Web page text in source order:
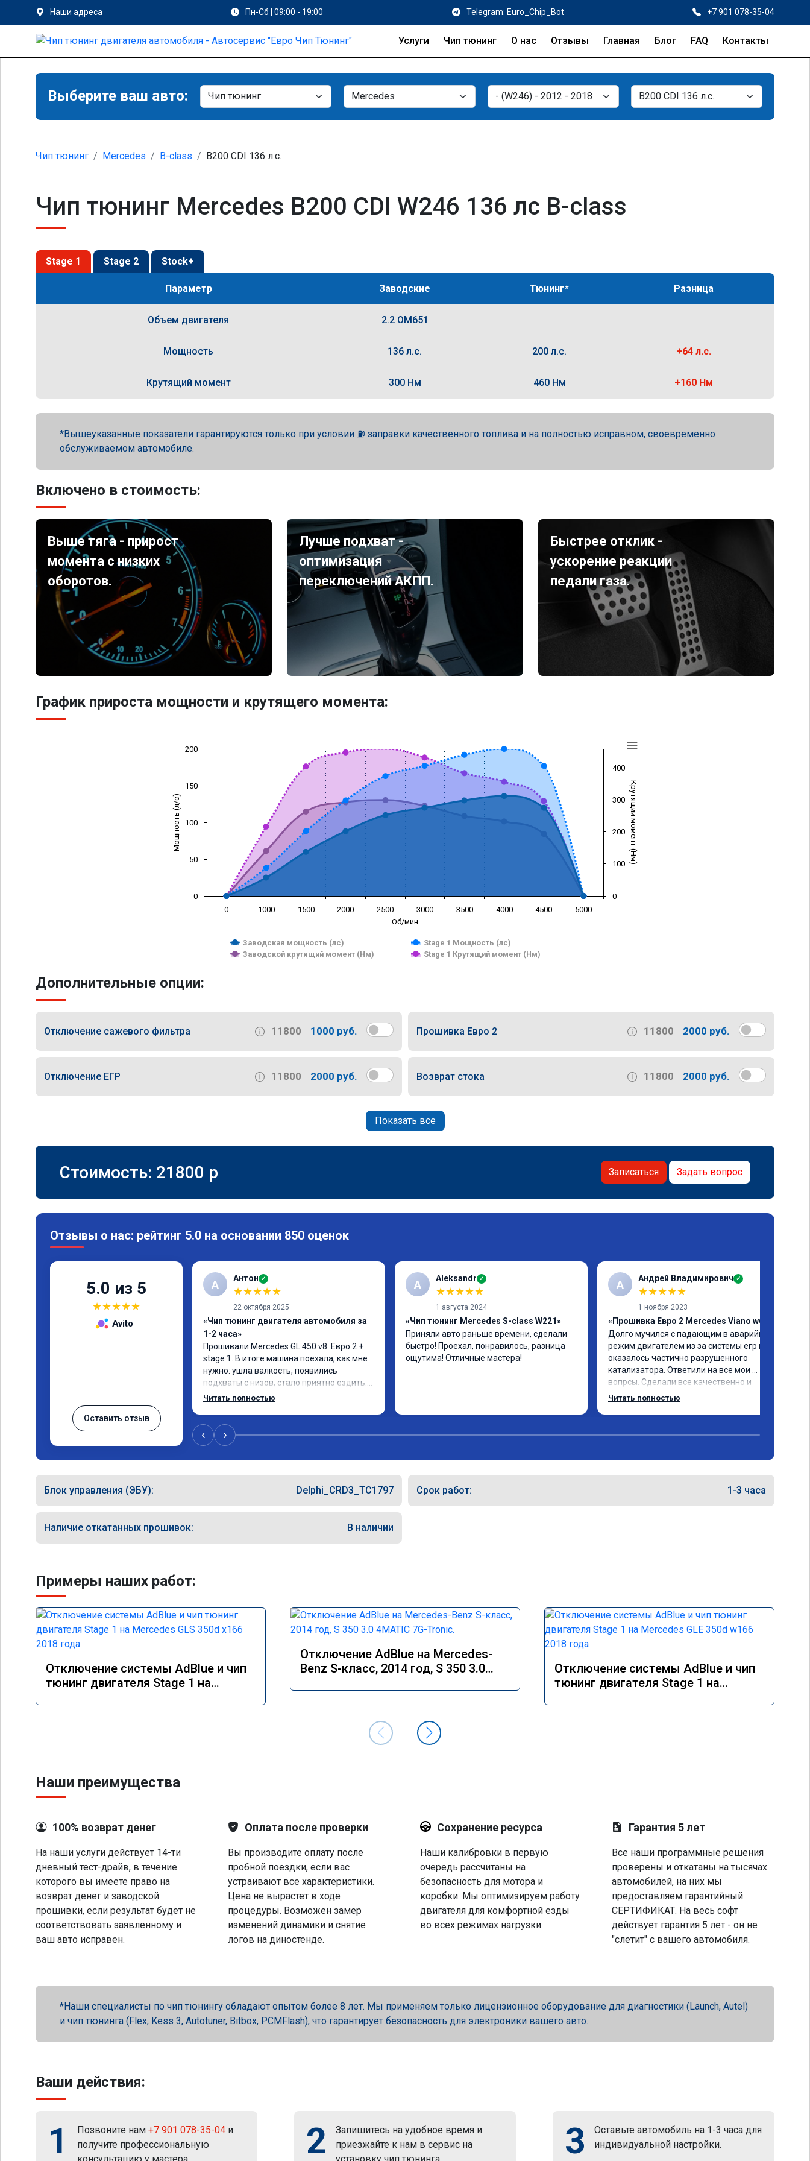
Наши адреса Пн-Сб | 09:00 - 19:00 Telegram: Euro_Chip_Bot +7 901 078-35-04
Услуги Чип тюнинг О нас Отзывы Главная Блог FAQ Контакты
Выберите ваш авто:
Чип тюнинг Mercedes B-class B200 CDI 136 л.с.
Чип тюнинг Mercedes B200 CDI W246 136 лс B-class
Stage 1 Stage 2 Stock+
Параметр Заводские Тюнинг* Разница
Объем двигателя 2.2 OM651
Мощность 136 л.с. 200 л.с. +64 л.с.
Крутящий момент 300 Нм 460 Нм +160 Нм
Вышеуказанные показатели гарантируются только при условии ⛽ заправки качественного топлива и на полностью исправном, своевременно
обслуживаемом автомобиле.
Включено в стоимость:
Выше тяга - прирост
момента с низких
оборотов.
Лучше подхват -
оптимизация
переключений АКПП.
Быстрее отклик -
ускорение реакции
педали газа.
График прироста мощности и крутящего момента:
Об/мин
Мощность (л/с) Крутящий момент (Нм)
Заводская мощность (лс)
Stage 1 Мощность (лс)
Заводской крутящий момент (Нм)
Stage 1 Крутящий момент (Нм)
0 1000 1500 2000 2500 3000 3500 4000 4500 5000
0
50
100
150
200
0
100
200
300
400
Дополнительные опции:
Отключение сажевого фильтра 11800 1000 руб. Прошивка Евро 2 11800 2000 руб.
Отключение ЕГР 11800 2000 руб. Возврат стока 11800 2000 руб.
Показать все
Стоимость: 21800 p Записаться Задать вопрос
Отзывы о нас: рейтинг 5.0 на основании 850 оценок
5.0 из 5
★★★★★
Avito
Оставить отзыв
А Антон ✓
★★★★★
22 октября 2025
«Чип тюнинг двигателя автомобиля за
1-2 часа»
Прошивали Mercedes GL 450 v8. Евро 2 +
stage 1. В итоге машина поехала, как мне
нужно: ушла валкость, появились
подхваты с низов, стало приятно ездить.
Одни из лучших трат, в авто! 🔥
Читать полностью
A Aleksandr ✓
★★★★★
1 августа 2024
«Чип тюнинг Mercedes S-class W221»
Приняли авто раньше времени, сделали
быстро! Проехал, понравилось, разница
ощутима! Отличные мастера!
А Андрей Владимирович ✓
★★★★★
1 ноября 2023
«Прошивка Евро 2 Mercedes Viano w639»
Долго мучился с падающим в аварийный
режим двигателем из за системы егр и как
оказалось частично разрушенного
катализатора. Ответили на все мои
вопрсы. Сделали все качественно и
несмотря на конец рабочего дня
Читать полностью
‹ ›
Блок управления (ЭБУ): Delphi_CRD3_TC1797 Срок работ: 1-3 часа
Наличие откатанных прошивок: В наличии
Примеры наших работ:
Отключение системы AdBlue и чип
тюнинг двигателя Stage 1 на
Отключение AdBlue на Mercedes-
Benz S-класс, 2014 год, S 350 3.0
Отключение системы AdBlue и чип
тюнинг двигателя Stage 1 на
Наши преимущества
100% возврат денег
На наши услуги действует 14-ти
дневный тест-драйв, в течение
которого вы имеете право на
возврат денег и заводской
прошивки, если результат будет не
соответствовать заявленному и
ваш авто исправен.
Оплата после проверки
Вы производите оплату после
пробной поездки, если вас
устраивают все характеристики.
Цена не вырастет в ходе
процедуры. Возможен замер
изменений динамики и снятие
логов на диностенде.
Сохранение ресурса
Наши калибровки в первую
очередь рассчитаны на
безопасность для мотора и
коробки. Мы оптимизируем работу
двигателя для комфортной езды
во всех режимах нагрузки.
Гарантия 5 лет
Все наши программные решения
проверены и откатаны на тысячах
автомобилей, на них мы
предоставляем гарантийный
СЕРТИФИКАТ. На весь софт
действует гарантия 5 лет - он не
"слетит" с вашего автомобиля.
Наши специалисты по чип тюнингу обладают опытом более 8 лет. Мы применяем только лицензионное оборудование для диагностики (Launch, Autel)
и чип тюнинга (Flex, Kess 3, Autotuner, Bitbox, PCMFlash), что гарантирует безопасность для электроники вашего авто.
Ваши действия:
1 Позвоните нам +7 901 078-35-04 и
получите профессиональную
2
Запишитесь на удобное время и
приезжайте к нам в сервис на
3
Оставьте автомобиль на 1-3 часа для
индивидуальной настройки.